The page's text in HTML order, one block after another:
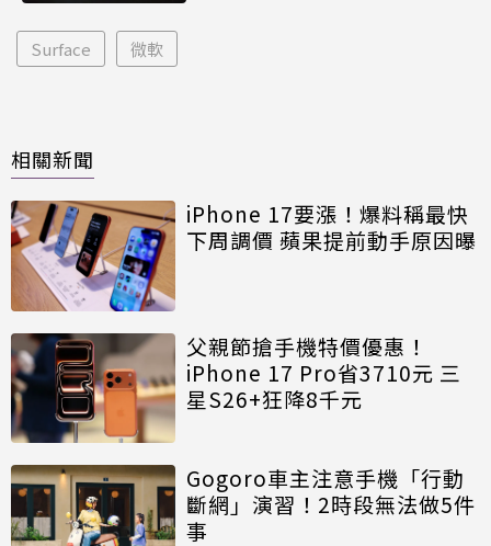
Surface 微軟
相關新聞
iPhone 17要漲！爆料稱最快
下周調價 蘋果提前動手原因曝
父親節搶手機特價優惠！
iPhone 17 Pro省3710元 三
星S26+狂降8千元
Gogoro車主注意手機「行動
斷網」演習！2時段無法做5件
事